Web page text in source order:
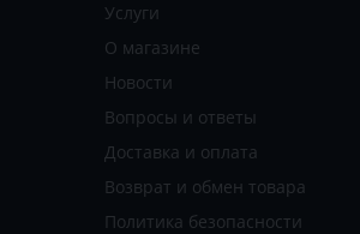
Услуги
О магазине
Новости
Вопросы и ответы
Доставка и оплата
Возврат и обмен товара
Политика безопасности